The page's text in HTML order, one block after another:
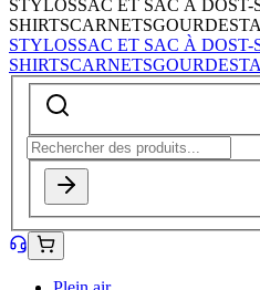
STYLOSSAC ET SAC À DOST-
SHIRTSCARNETSGOURDES
STYLOSSAC ET SAC À DOST-
SHIRTSCARNETSGOURDES